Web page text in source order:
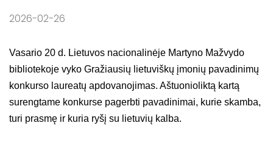
2026-02-26
Vasario 20 d. Lietuvos nacionalinėje Martyno Mažvydo
bibliotekoje vyko Gražiausių lietuviškų įmonių pavadinimų
konkurso laureatų apdovanojimas. Aštuonioliktą kartą
surengtame konkurse pagerbti pavadinimai, kurie skamba,
turi prasmę ir kuria ryšį su lietuvių kalba.